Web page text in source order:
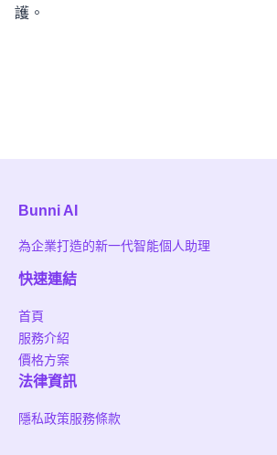
護。
Bunni AI
為企業打造的新一代智能個人助理
快速連結
首頁
服務介紹
價格方案
法律資訊
隱私政策服務條款